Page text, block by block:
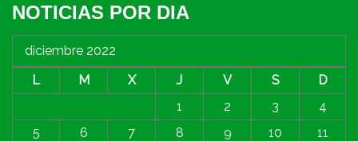
NOTICIAS POR DIA
diciembre 2022
L
M X J V S
D
1
2 3
4
5
6 7 8 9 10
11